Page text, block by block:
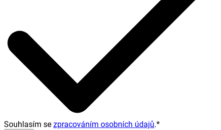
Souhlasím se zpracováním osobních údajů.*